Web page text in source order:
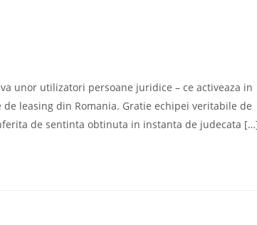
unor utilizatori persoane juridice – ce activeaza in
leasing din Romania. Gratie echipei veritabile de
de sentinta obtinuta in instanta de judecata